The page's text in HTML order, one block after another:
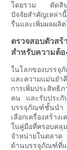
โดยรวม ตัดสินใ
ปัจจัยสำคัญเหล่า
รื่นและเพิ่มผลผลิ
ตรวจสอบตัวส
สำหรับความต้
ในโลกของบรรจุ
และความแม่นย
การเพิ่มประสิท
คน และรับประกั
บรรจุภัณฑ์ชั้นนำ
เลือกเครื่องสร้า
ในคู่มือที่ครอบคลุ
จำหน่ายในตลา
ด้านบรรจุภัณฑ์ที่